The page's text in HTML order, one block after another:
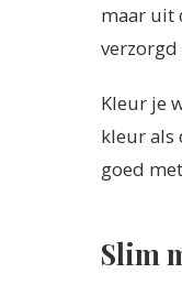
maar uit
verzorgd
Kleur je
kleur als
goed
Slim